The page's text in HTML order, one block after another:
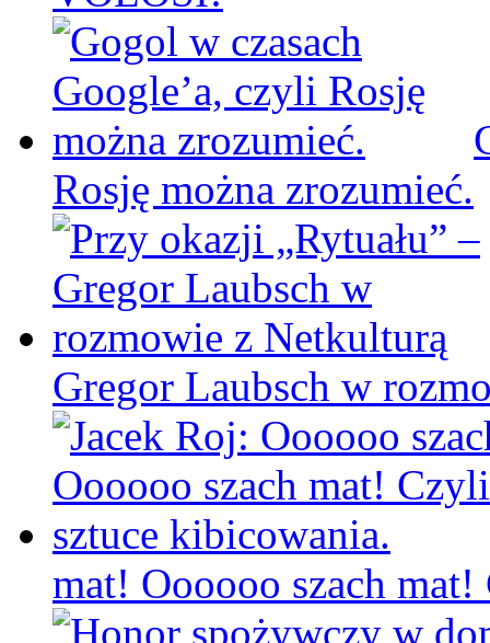
Rosję można zrozumieć.
Gregor Laubsch w
mat! Oooooo szach